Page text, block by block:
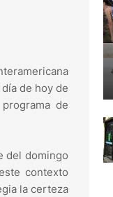
de hoy de
de
del domingo
contexto
la certeza